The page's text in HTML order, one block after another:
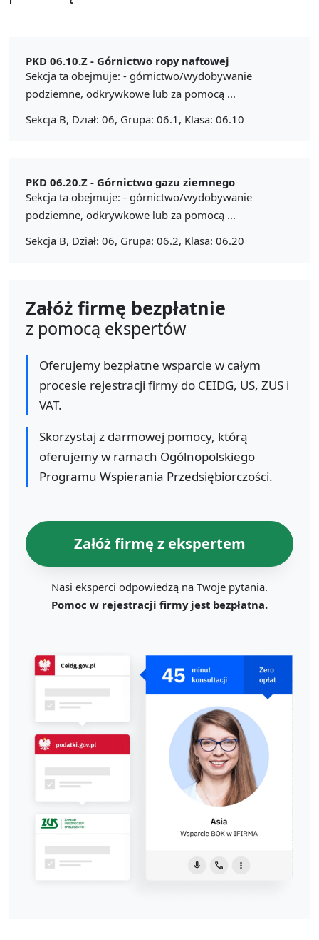
PKD 06.10.Z - Górnictwo ropy naftowej
Sekcja ta obejmuje: - górnictwo/wydobywanie
podziemne, odkrywkowe lub za pomocą ...
Sekcja B, Dział: 06, Grupa: 06.1, Klasa: 06.10
PKD 06.20.Z - Górnictwo gazu ziemnego
Sekcja ta obejmuje: - górnictwo/wydobywanie
podziemne, odkrywkowe lub za pomocą ...
Sekcja B, Dział: 06, Grupa: 06.2, Klasa: 06.20
Załóż firmę bezpłatnie
z pomocą ekspertów
Oferujemy bezpłatne wsparcie w całym
procesie rejestracji firmy do CEIDG, US, ZUS i
VAT.
Skorzystaj z darmowej pomocy, którą
oferujemy w ramach Ogólnopolskiego
Programu Wspierania Przedsiębiorczości.
Załóż firmę z ekspertem
Nasi eksperci odpowiedzą na Twoje pytania.
Pomoc w rejestracji firmy jest bezpłatna.